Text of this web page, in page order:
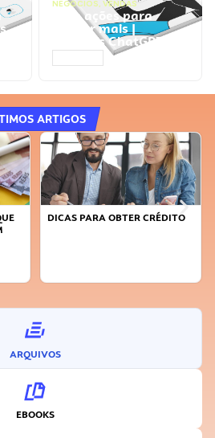
NEGÓCIOS, VENDAS
Faça ações para
vender mais |
Prompts ChatGPT
ARTIGOS
DICAS PARA OBTER CRÉDITO
ARQUIVOS
EBOOKS